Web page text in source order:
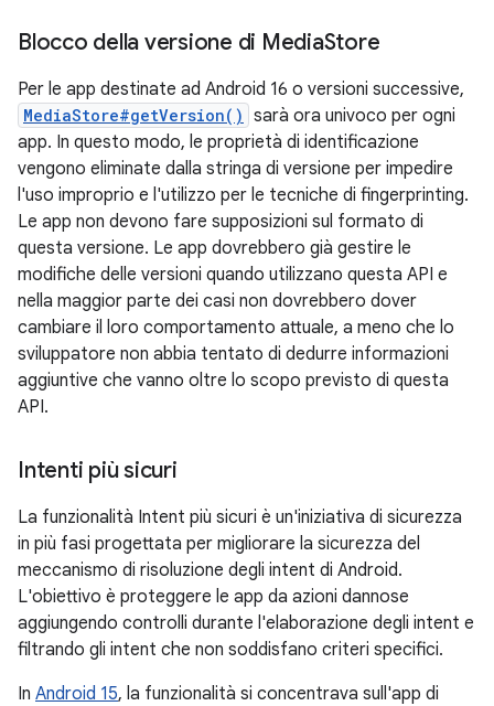
Blocco della versione di MediaStore
Per le app destinate ad Android 16 o versioni successive,
MediaStore#getVersion() sarà ora univoco per ogni
app. In questo modo, le proprietà di identificazione
vengono eliminate dalla stringa di versione per impedire
l'uso improprio e l'utilizzo per le tecniche di fingerprinting.
Le app non devono fare supposizioni sul formato di
questa versione. Le app dovrebbero già gestire le
modifiche delle versioni quando utilizzano questa API e
nella maggior parte dei casi non dovrebbero dover
cambiare il loro comportamento attuale, a meno che lo
sviluppatore non abbia tentato di dedurre informazioni
aggiuntive che vanno oltre lo scopo previsto di questa
API.
Intenti più sicuri
La funzionalità Intent più sicuri è un'iniziativa di sicurezza
in più fasi progettata per migliorare la sicurezza del
meccanismo di risoluzione degli intent di Android.
L'obiettivo è proteggere le app da azioni dannose
aggiungendo controlli durante l'elaborazione degli intent e
filtrando gli intent che non soddisfano criteri specifici.
In Android 15, la funzionalità si concentrava sull'app di